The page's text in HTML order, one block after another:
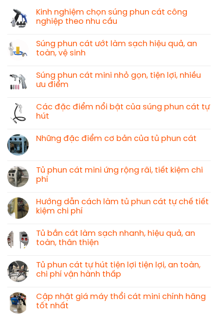
Kinh nghiệm chọn súng phun cát công
nghiệp theo nhu cầu
Súng phun cát ướt làm sạch hiệu quả, an
toàn, vệ sinh
Súng phun cát mini nhỏ gọn, tiện lợi, nhiều
ưu điểm
Các đặc điểm nổi bật của súng phun cát tự
hút
Những đặc điểm cơ bản của tủ phun cát
Tủ phun cát mini ứng rộng rãi, tiết kiệm chi
phí
Hướng dẫn cách làm tủ phun cát tự chế tiết
kiệm chi phí
Tủ bắn cát làm sạch nhanh, hiệu quả, an
toàn, thân thiện
Tủ phun cát tự hút tiện lợi tiện lợi, an toàn,
chi phí vận hành thấp
Cập nhật giá máy thổi cát mini chính hãng
tốt nhất